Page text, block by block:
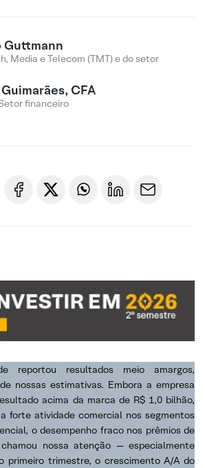
Guttmann
Media e Telecom (TMT) e do setor
CFA
financeiro
reportou resultados meio amargos,
nossas estimativas. Embora a empresa
acima da marca de R$ 1,0 bilhão,
forte atividade comercial nos segmentos
o desempenho fraco nos prêmios de
nossa atenção — especialmente
primeiro trimestre, o crescimento A/A do